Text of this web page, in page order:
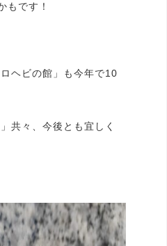
もです！
ヘビの館」も今年で10
共々、今後とも宜しく